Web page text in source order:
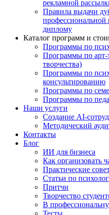
рекламной
Правила выдачи
профессиональной
диплому
Каталог программ и
Программы по
Программы по арт-
творчества)
Программы по
консультированию
Программы по
Программы по
Наши услуги
Создание AI-
Методический
Контакты
Блог
ИИ для бизнеса
Как организовать
Практические
Статьи по
Притчи
Творчество
В
Тесты